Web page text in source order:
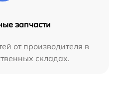
запчасти
от производителя в
складах.